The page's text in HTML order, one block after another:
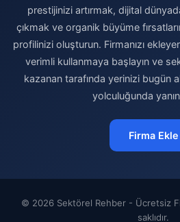
prestijinizi artırmak, dijital
çıkmak ve organik büyüme
profilinizi oluşturun. Firmanızı
verimli kullanmaya başlayın ve
kazanan tarafında yerinizi bugün
yolculuğunda
Firma Ekle
© 2026 Sektörel Rehber - Ücretsiz
saklıdır.